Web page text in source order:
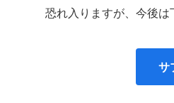
恐れ入りますが、今後
サ